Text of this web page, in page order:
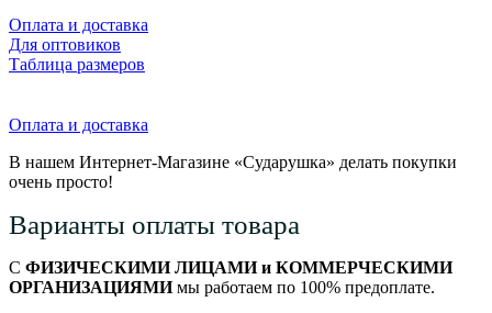
Оплата и доставка
Для оптовиков
Таблица размеров
Оплата и доставка
В нашем Интернет-Магазине «Сударушка» делать покупки
очень просто!
Варианты оплаты товара
С ФИЗИЧЕСКИМИ ЛИЦАМИ и КОММЕРЧЕСКИМИ
ОРГАНИЗАЦИЯМИмы работаем по 100% предоплате.